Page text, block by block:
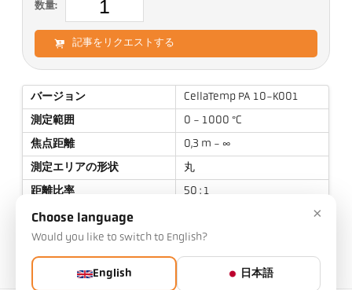
数量:
記事をリクエストする
バージョン
CellaTemp PA 10-K001
測定範囲
0 - 1000 °C
焦点距離
0,3 m - ∞
測定エリアの形状
丸
距離比率
50 : 1
目標
測定原理
単色
照準オプション
×
Choose language
Would you like to switch to English?
English 日本語